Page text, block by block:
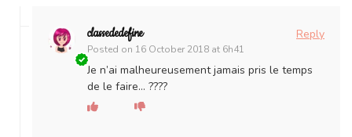
classededefine
Posted on 16 October 2018 at 6h41
Reply
Je n’ai malheureusement jamais pris le temps
de le faire… ????